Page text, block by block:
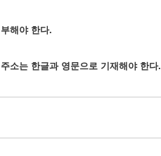
해야 한다.
소는 한글과 영문으로 기재해야 한다.